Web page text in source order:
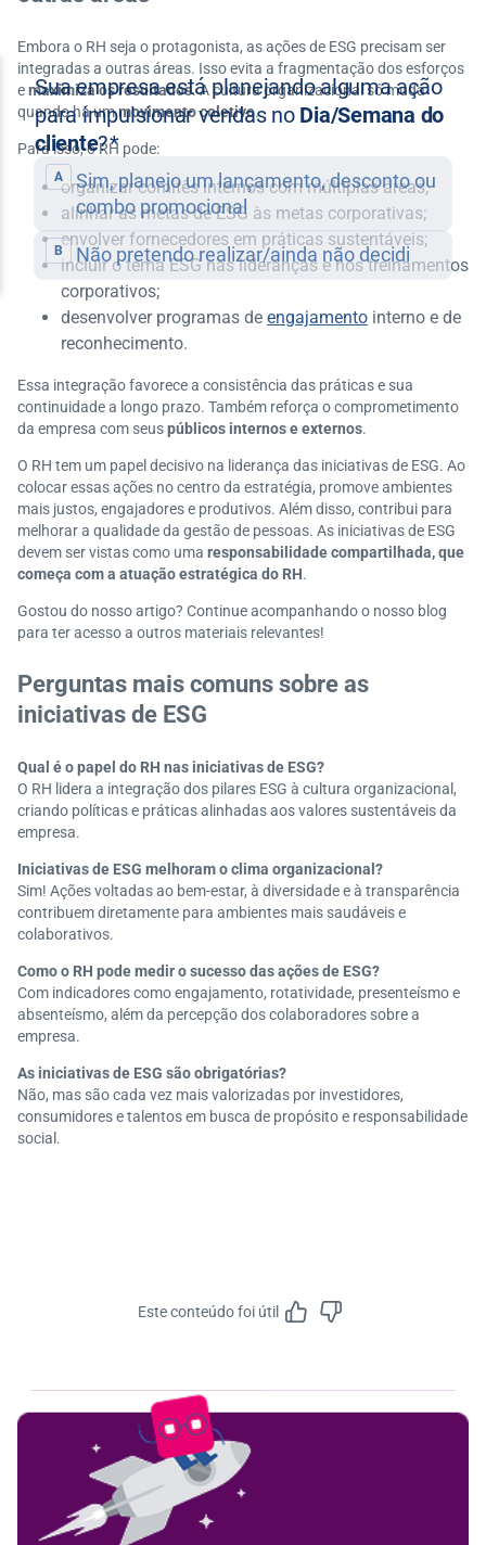
Embora o RH seja o protagonista, as ações de ESG precisam ser
integradas a outras áreas. Isso evita a fragmentação dos esforços
emaximiza os resultados. A cultura organizacional só muda
quando há ummovimento coletivo.
Para isso, o RH pode:
organizar comitês internos com múltiplas áreas;
alinhar as metas de ESG às metas corporativas;
envolver fornecedores em práticas sustentáveis;
incluir o tema ESG nas lideranças e nos treinamentos
corporativos;
desenvolver programas de engajamento interno e de
reconhecimento.
Essa integração favorece a consistência das práticas e sua
continuidade a longo prazo. Também reforça o comprometimento
da empresa com seuspúblicos internos e externos.
O RH tem um papel decisivo na liderança das iniciativas de ESG. Ao
colocar essas ações no centro da estratégia, promove ambientes
mais justos, engajadores e produtivos. Além disso, contribui para
melhorar a qualidade da gestão de pessoas. As iniciativas de ESG
devem ser vistas como uma responsabilidade compartilhada, que
começa com a atuação estratégica do RH.
Gostou do nosso artigo? Continue acompanhando o nosso blog
para ter acesso a outros materiais relevantes!
Perguntas mais comuns sobre as
iniciativas de ESG
Qual é o papel do RH nas iniciativas de ESG?
O RH lidera a integração dos pilares ESG à cultura organizacional,
criando políticas e práticas alinhadas aos valores sustentáveis da
empresa.
Iniciativas de ESG melhoram o clima organizacional?
Sim! Ações voltadas ao bem-estar, à diversidade e à transparência
contribuem diretamente para ambientes mais saudáveis e
colaborativos.
Como o RH pode medir o sucesso das ações de ESG?
Com indicadores como engajamento, rotatividade, presenteísmo e
absenteísmo, além da percepção dos colaboradores sobre a
empresa.
As iniciativas de ESG são obrigatórias?
Não, mas são cada vez mais valorizadas por investidores,
consumidores e talentos em busca de propósito e responsabilidade
social.
Este conteúdo foi útil